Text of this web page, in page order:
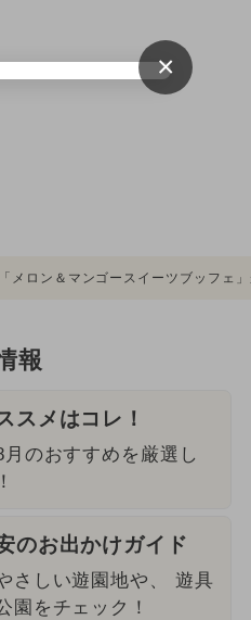
メロン＆マンゴースイーツブッフェ
報
スメはコレ！
月のおすすめを厳選し
のお出かけガイド
さしい遊園地や、 遊具
園をチェック！
×